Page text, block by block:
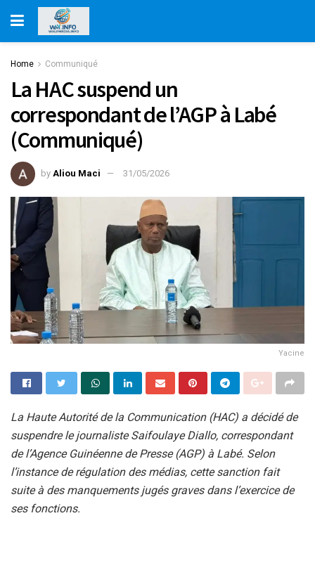
Home Communiqué
La HAC suspend un
correspondant de l’AGP à Labé
(Communiqué)
by Aliou Maci 31/05/2026
Yacine
La Haute Autorité de la Communication (HAC) a décidé de
suspendre le journaliste Saifoulaye Diallo, correspondant
de l’Agence Guinéenne de Presse (AGP) à Labé. Selon
l’instance de régulation des médias, cette sanction fait
suite à des manquements jugés graves dans l’exercice de
ses fonctions.